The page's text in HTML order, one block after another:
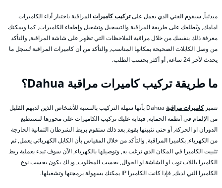
مبدئياً, سيقوم الفني الذي يعمل علىتركيب كاميراتالمراقبة باختبار أداء الكاميرات
امامك, ويُطلعك على طريقة المراقبة والتسجيل وتشغيل وإطفاء الكاميرات, كما ويمكنك
معرفة ذلك بنفسك من خلال مراقبة الملاحظات التي تظهر على شاشة المراقبة, والتأكد
من وصل الكابلات الصحيحة بمكانها المناسب, والتأكد من أن كاميرات المراقبة تُسجل ما
يحدث لآخر 24 ساعة, أو أكثر بحسب الطلب.
ما طريقة تركيب كاميرات مراقبة Dahua؟
تتميزكاميرات مراقبة
Dahua بأنها سهلة التركيب بالنسبة للأشخاص الذين لديهم القليل
من الإلمام في أنظمة الحماية, فبداية عليك تركيب الكاميرات على محورها لتستطيع
الدوران او الحركة, أو حتى تثبيتها بقوة, بعد ذلك ستقوم بربط الشرطان الثمانية الخارجة
من الكهرباء, بكاميرا المراقبة, والتأكد من خلال المقياس بأن الكابل الكهربائي يعمل, ثم
تثبيت الكاميرا في المكان الذي ترغب به, وتوصيلها بالكهرباء, الآن سوف تبدء بعملية ربط
الكاميرا باللاب توب او الشاشة او الجوال, بحسب المطلوب, وذلك يكون بحسب نوع
الكاميرا التي لديك, فإذا كانت الكاميرا IP يمكنك بسهولة برمجتها وتشغيلها.